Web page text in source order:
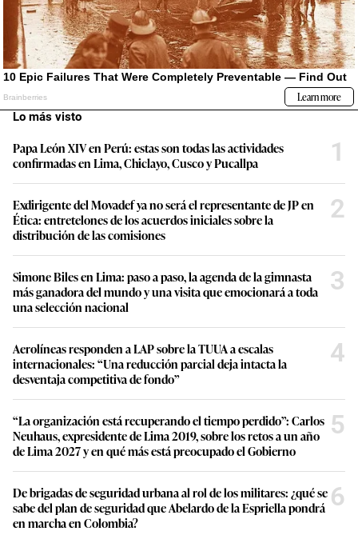
Lo más visto
Papa León XIV en Perú: estas son todas las actividades
confirmadas en Lima, Chiclayo, Cusco y Pucallpa
1
Exdirigente del Movadef ya no será el representante de JP en
Ética: entretelones de los acuerdos iniciales sobre la
distribución de las comisiones
2
Simone Biles en Lima: paso a paso, la agenda de la gimnasta
más ganadora del mundo y una visita que emocionará a toda
una selección nacional
3
Aerolíneas responden a LAP sobre la TUUA a escalas
internacionales: “Una reducción parcial deja intacta la
desventaja competitiva de fondo”
4
“La organización está recuperando el tiempo perdido”: Carlos
Neuhaus, expresidente de Lima 2019, sobre los retos a un año
de Lima 2027 y en qué más está preocupado el Gobierno
5
De brigadas de seguridad urbana al rol de los militares: ¿qué se
sabe del plan de seguridad que Abelardo de la Espriella pondrá
en marcha en Colombia?
6